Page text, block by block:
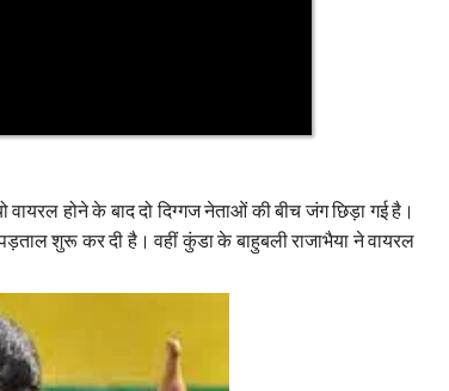
होने के बाद दो दिग्गज नेताओं की बीच जंग छिड़ा गई है।
शुरू कर दी है। वहीं कुंडा के बाहुबली राजाभैया ने वायरल